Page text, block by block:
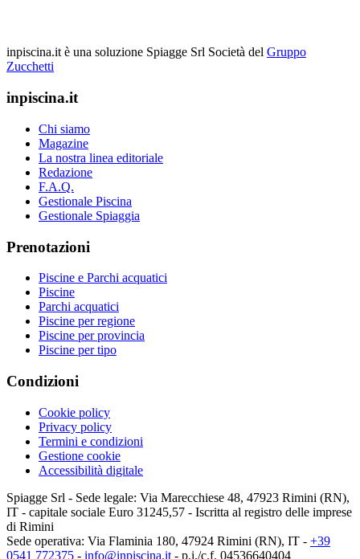
inpiscina.it è una soluzione Spiagge Srl Società del Gruppo
Zucchetti
inpiscina.it
Chi siamo
Magazine
La nostra linea editoriale
Redazione
F.A.Q.
Gestionale Piscina
Gestionale Spiaggia
Prenotazioni
Piscine e Parchi acquatici
Piscine
Parchi acquatici
Piscine per regione
Piscine per provincia
Piscine per tipo
Condizioni
Cookie policy
Privacy policy
Termini e condizioni
Gestione cookie
Accessibilità digitale
Spiagge Srl - Sede legale: Via Marecchiese 48, 47923 Rimini (RN),
IT - capitale sociale Euro 31245,57 - Iscritta al registro delle imprese
di Rimini
Sede operativa: Via Flaminia 180, 47924 Rimini (RN), IT - +39
0541 772375 - info@inpiscina.it - p.i./c.f. 04536640404